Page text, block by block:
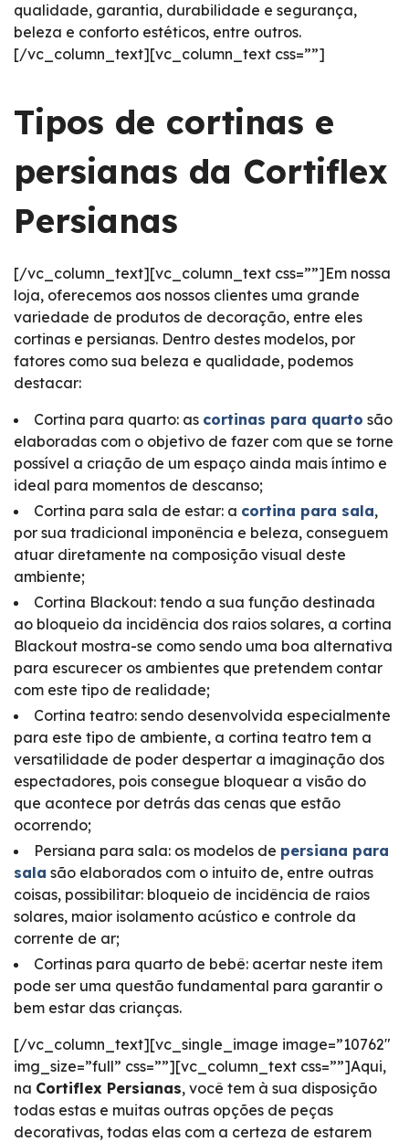
qualidade, garantia, durabilidade e segurança,
beleza e conforto estéticos, entre outros.
[/vc_column_text][vc_column_text css=””]
Tipos de cortinas e
persianas da Cortiflex
Persianas
[/vc_column_text][vc_column_text css=””]Em nossa
loja, oferecemos aos nossos clientes uma grande
variedade de produtos de decoração, entre eles
cortinas e persianas. Dentro destes modelos, por
fatores como sua beleza e qualidade, podemos
destacar:
Cortina para quarto: as cortinas para quarto são
elaboradas com o objetivo de fazer com que se torne
possível a criação de um espaço ainda mais íntimo e
ideal para momentos de descanso;
Cortina para sala de estar: a cortina para sala,
por sua tradicional imponência e beleza, conseguem
atuar diretamente na composição visual deste
ambiente;
Cortina Blackout: tendo a sua função destinada
ao bloqueio da incidência dos raios solares, a cortina
Blackout mostra-se como sendo uma boa alternativa
para escurecer os ambientes que pretendem contar
com este tipo de realidade;
Cortina teatro: sendo desenvolvida especialmente
para este tipo de ambiente, a cortina teatro tem a
versatilidade de poder despertar a imaginação dos
espectadores, pois consegue bloquear a visão do
que acontece por detrás das cenas que estão
ocorrendo;
Persiana para sala: os modelos de persiana para
sala são elaborados com o intuito de, entre outras
coisas, possibilitar: bloqueio de incidência de raios
solares, maior isolamento acústico e controle da
corrente de ar;
Cortinas para quarto de bebê: acertar neste item
pode ser uma questão fundamental para garantir o
bem estar das crianças.
[/vc_column_text][vc_single_image image=”10762″
img_size=”full” css=””][vc_column_text css=””]Aqui,
na Cortiflex Persianas, você tem à sua disposição
todas estas e muitas outras opções de peças
decorativas, todas elas com a certeza de estarem